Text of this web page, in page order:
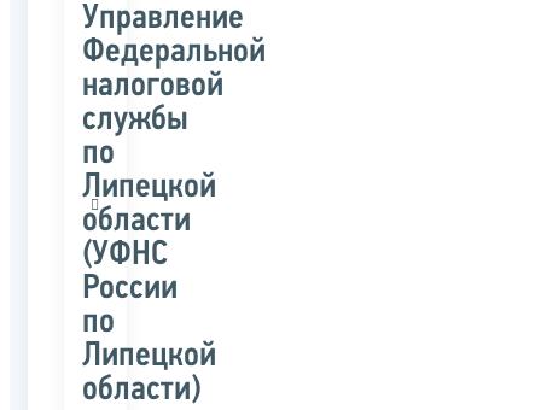
Управление
Федеральной
налоговой
службы
по
Липецкой
области
(УФНС
России
по
Липецкой
области)